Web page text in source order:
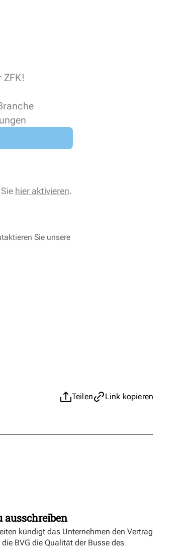
hier aktivieren.
Sie unsere
Teilen Link kopieren
ausschreiben
kündigt das Unternehmen den Vertrag
BVG die Qualität der Busse des